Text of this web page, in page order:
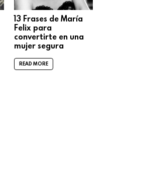
13 Frases de María
Felix para
convertirte en una
mujer segura
READ MORE